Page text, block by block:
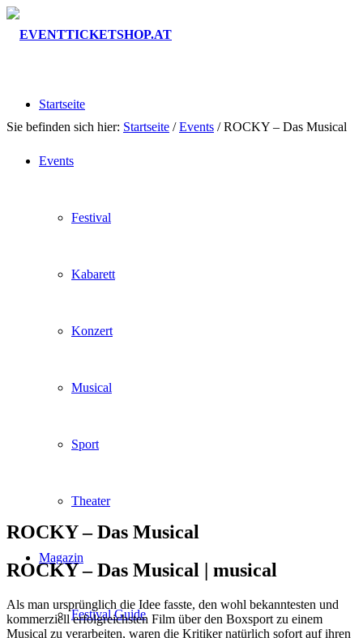
Startseite
Events
Festival
Kabarett
Konzert
Musical
Sport
Theater
Magazin
Festival Guide
Sie befinden sich hier: Startseite / Events / ROCKY – Das Musical
ROCKY – Das Musical
ROCKY – Das Musical | musical
Als man ursprünglich die Idee fasste, den wohl bekanntesten und
kommerziell erfolgreichsten Film über den Boxsport zu einem
Musical zu verarbeiten, waren die Kritiker natürlich sofort auf ihren